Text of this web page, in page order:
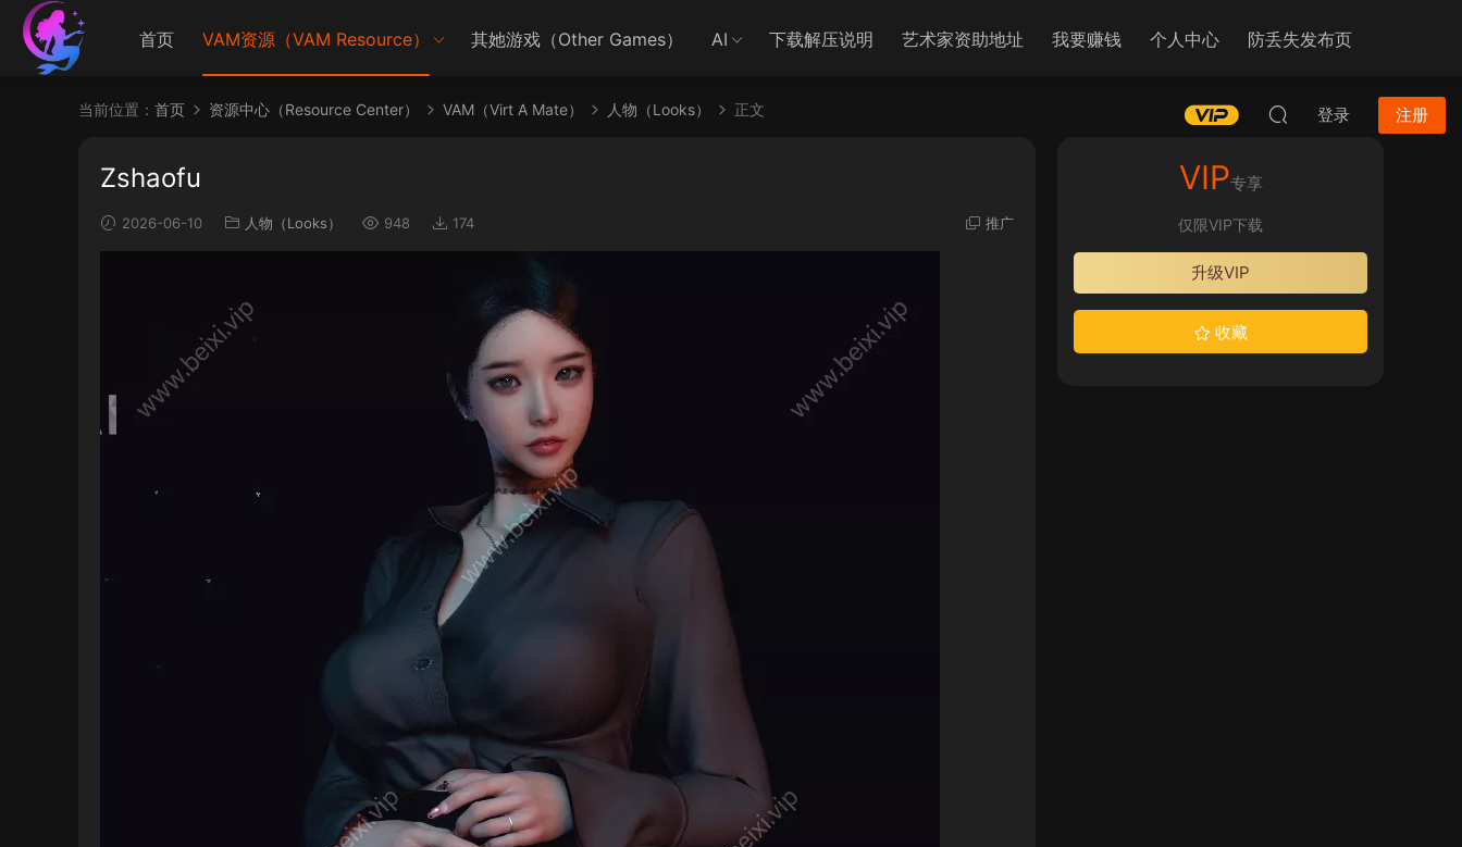
首页 VAM资源（VAM Resource） 其她游戏（Other Games） AI 下载解压说明 艺术家资助地址 我要赚钱 个人中心 防丢失发布页
登录 注册
当前位置： 首页 资源中心（Resource Center） VAM（Virt A Mate） 人物（Looks） 正文
Zshaofu
2026-06-10 人物（Looks） 948 174 推广
VIP专享
仅限VIP下载
升级VIP
收藏